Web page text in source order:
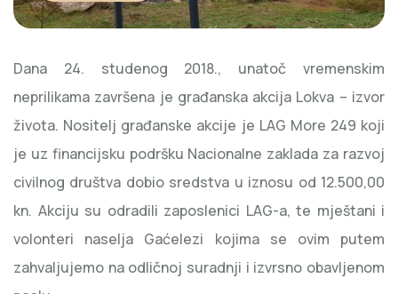
Dana 24. studenog 2018., unatoč vremenskim
neprilikama završena je građanska akcija Lokva – izvor
života. Nositelj građanske akcije je LAG More 249 koji
je uz financijsku podršku Nacionalne zaklada za razvoj
civilnog društva dobio sredstva u iznosu od 12.500,00
kn. Akciju su odradili zaposlenici LAG-a, te mještani i
volonteri naselja Gaćelezi kojima se ovim putem
zahvaljujemo na odličnoj suradnji i izvrsno obavljenom